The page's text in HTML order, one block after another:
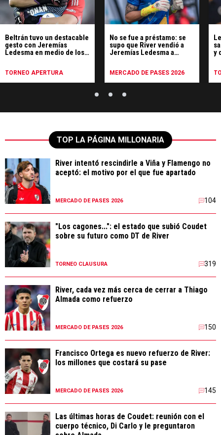
Beltrán tuvo un destacable
gesto con Jeremías
Ledesma en medio de los
TORNEO APERTURA
No se fue a préstamo: se
supo que River vendió a
Jeremías Ledesma a
MERCADO DE PASES 2026
y
TOP LA PÁGINA MILLONARIA
River intentó rescindirle a Viña y Flamengo no
aceptó: el motivo por el que fue apartado
MERCADO DE PASES 2026 104
"Los cagones...": el estado que subió Coudet
sobre su futuro como DT de River
TORNEO CLAUSURA 319
River, cada vez más cerca de cerrar a Thiago
Almada como refuerzo
MERCADO DE PASES 2026 150
Francisco Ortega es nuevo refuerzo de River:
los millones que costará su pase
MERCADO DE PASES 2026 145
Las últimas horas de Coudet: reunión con el
cuerpo técnico, Di Carlo y le preguntaron